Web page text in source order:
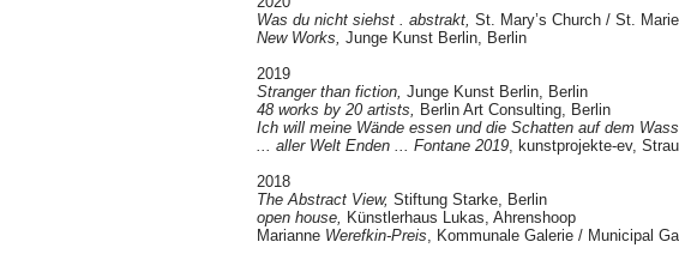
Was du nicht siehst . abstrakt, St. Mary’s Church / St.
New Works, Junge Kunst Berlin, Berlin
2019
Stranger than fiction, Junge Kunst Berlin, Berlin
48 works by 20 artists, Berlin Art Consulting, Berlin
Ich will meine Wände essen und die Schatten auf dem
... aller Welt Enden ... Fontane 2019, kunstprojekte-ev,
2018
The Abstract View, Stiftung Starke, Berlin
open house, Künstlerhaus Lukas, Ahrenshoop
Marianne Werefkin-Preis, Kommunale Galerie / Municipal